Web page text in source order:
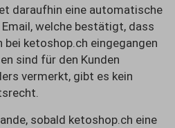
daraufhin eine automatische
welche bestätigt, dass
bei ketoshop.ch eingegangen
sind für den Kunden
vermerkt, gibt es kein
sobald ketoshop.ch eine